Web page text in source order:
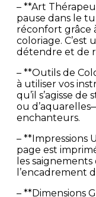
– **Art
pause dans le
réconfort grâce
coloriage.
détendre et de
– **Outils de
à utiliser vos
qu’il s’agisse
ou
enchanteurs.
– **Impressions
page est
les
l’encadrement
– **Dimensions